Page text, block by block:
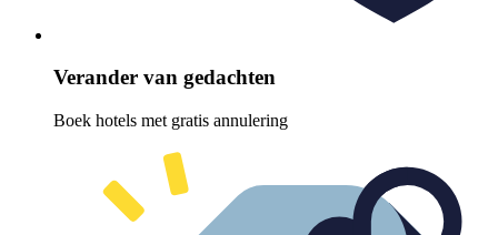
Verander van gedachten
Boek hotels met gratis annulering